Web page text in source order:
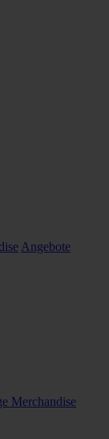
Angebote
Merchandise